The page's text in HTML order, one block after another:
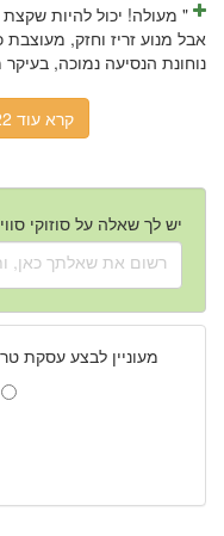
אבל מנוע זריז וחזק, מעוצבת
נוחונת הנסיעה נמוכה,
קרא עוד 22 חוות דעת על רכב זה.
יש לך שאלה על סוזוקי סוויפט 2007 - 2017 יד
מעוניין לבצע עסקת